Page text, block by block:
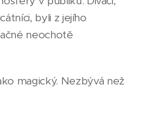
byli z jejího
neochotě
magický. Nezbývá než